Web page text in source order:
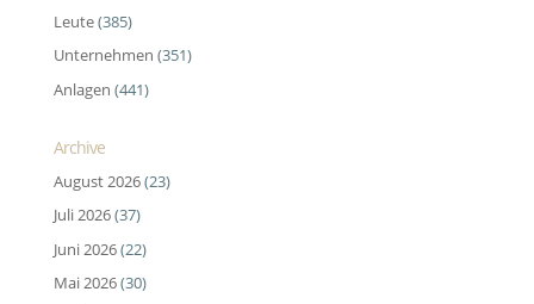
Leute(385)
Unternehmen (351)
Anlagen (441)
Archive
August 2026(23)
Juli 2026(37)
Juni 2026(22)
Mai 2026(30)